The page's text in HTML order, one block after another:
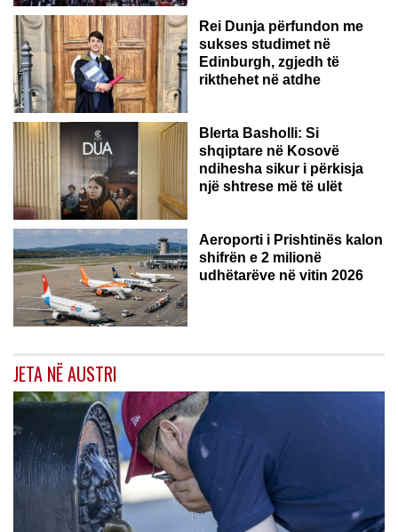
Rei Dunja përfundon me
sukses studimet në
Edinburgh, zgjedh të
rikthehet në atdhe
Blerta Basholli: Si
shqiptare në Kosovë
ndihesha sikur i përkisja
një shtrese më të ulët
Aeroporti i Prishtinës kalon
shifrën e 2 milionë
udhëtarëve në vitin 2026
JETA NË AUSTRI